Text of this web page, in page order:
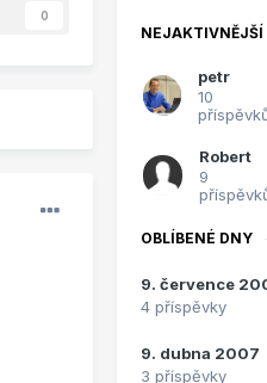
0
NEJAKTIVNĚJŠÍ
petr
10
Robert
9
OBLÍBENÉ DNY
9. července
4 příspěvky
9. dubna 2007
3 příspěvky